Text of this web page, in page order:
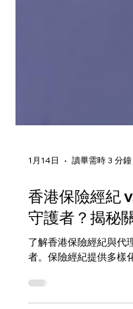
1月14日 讀畢需時 3 分鐘
香港保險經紀
守護者？揭秘